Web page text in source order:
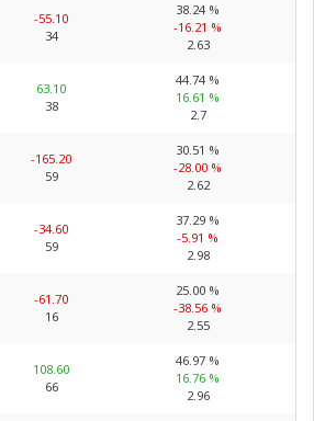
-55.10
34
38.24 %
-16.21 %
2.63
63.10
38
44.74 %
16.61 %
2.7
-165.20
59
30.51 %
-28.00 %
2.62
-34.60
59
37.29 %
-5.91 %
2.98
-61.70
16
25.00 %
-38.56 %
2.55
108.60
66
46.97 %
16.76 %
2.96